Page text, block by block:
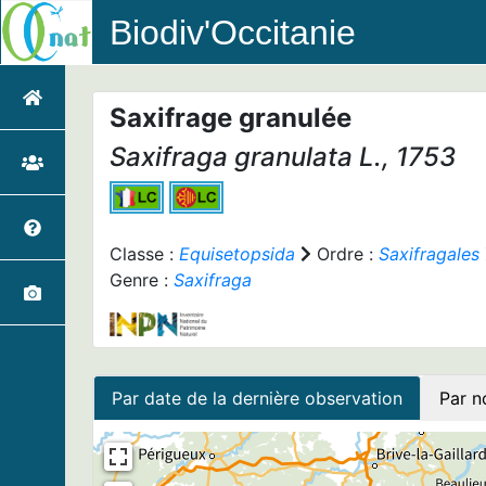
Biodiv'Occitanie
Saxifrage granulée
Saxifraga granulata L., 1753
Classe : Equisetopsida Ordre : Saxifragales
Genre : Saxifraga
Par date de la dernière observation Par